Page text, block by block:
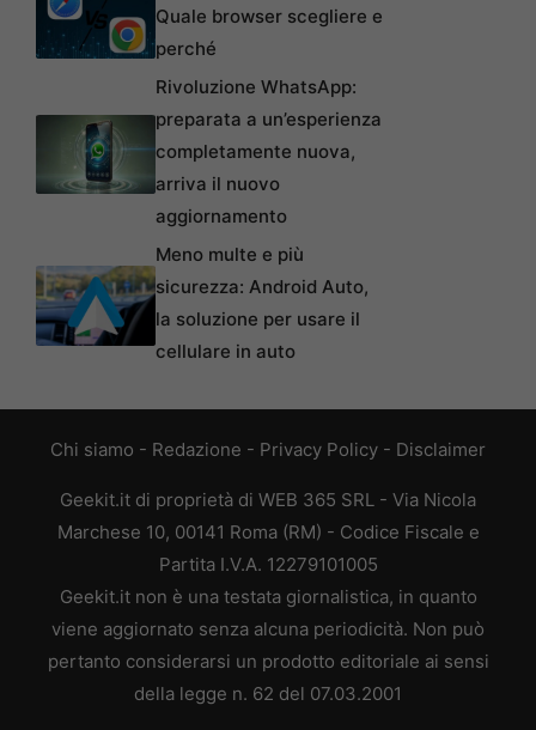
Quale browser scegliere e
perché
Rivoluzione WhatsApp:
preparata a un’esperienza
completamente nuova,
arriva il nuovo
aggiornamento
Meno multe e più
sicurezza: Android Auto,
la soluzione per usare il
cellulare in auto
Chi siamo - Redazione - Privacy Policy - Disclaimer
Geekit.it di proprietà di WEB 365 SRL - Via Nicola
Marchese 10, 00141 Roma (RM) - Codice Fiscale e
Partita I.V.A. 12279101005
Geekit.it non è una testata giornalistica, in quanto
viene aggiornato senza alcuna periodicità. Non può
pertanto considerarsi un prodotto editoriale ai sensi
della legge n. 62 del 07.03.2001